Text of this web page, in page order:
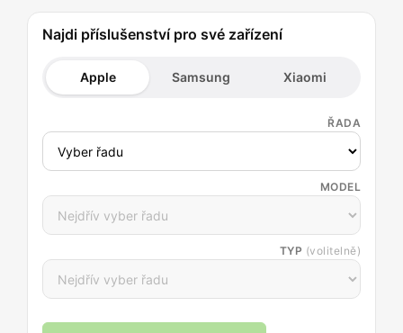
Najdi příslušenství pro své zařízení
Apple Samsung Xiaomi
ŘADA
MODEL
TYP (volitelně)